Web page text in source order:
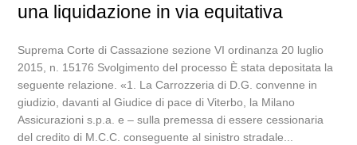
una liquidazione in via equitativa
Suprema Corte di Cassazione sezione VI ordinanza 20 luglio
2015, n. 15176 Svolgimento del processo È stata depositata la
seguente relazione. «1. La Carrozzeria di D.G. convenne in
giudizio, davanti al Giudice di pace di Viterbo, la Milano
Assicurazioni s.p.a. e – sulla premessa di essere cessionaria
del credito di M.C.C. conseguente al sinistro stradale...